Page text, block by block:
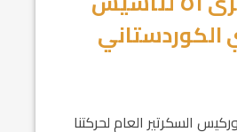
الكوردستاني
السكرتير العام لحركتنا